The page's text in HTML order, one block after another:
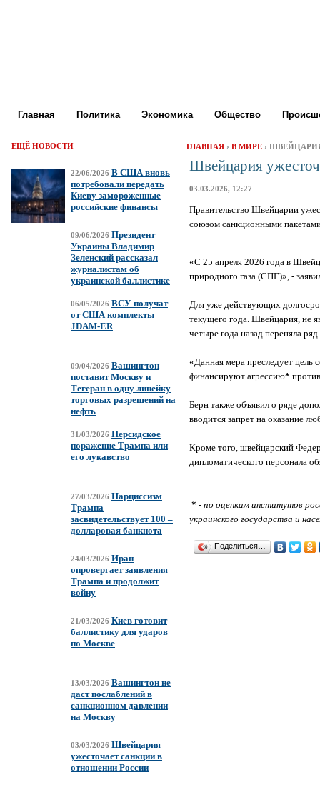
Главная Политика Экономика Общество
ЕЩЁ НОВОСТИ
22/06/2026 В США вновь
потребовали передать
Киеву замороженные
российские финансы
09/06/2026 Президент
Украины Владимир
Зеленский рассказал
журналистам об
украинской баллистике
06/05/2026 ВСУ получат
от США комплекты
JDAM-ER
09/04/2026 Вашингтон
поставит Москву и
Тегеран в одну линейку
торговых разрешений на
нефть
31/03/2026 Персидское
поражение Трампа или
его лукавство
27/03/2026 Нарциссизм
Трампа
засвидетельствует 100 –
долларовая банкнота
24/03/2026 Иран
опровергает заявления
Трампа и продолжит
войну
21/03/2026 Киев готовит
баллистику для ударов
по Москве
13/03/2026 Вашингтон не
даст послаблений в
санкционном давлении
на Москву
03/03/2026 Швейцария
ужесточает санкции в
отношении России
ГЛАВНАЯ › В МИРЕ ›
Швейцария
03.03.2026, 12:27
Правительство Швейцарии
союзом санкционными
«С 25 апреля 2026 года в
природного газа (СПГ)», -
Для уже действующих
текущего года. Швейцария, не
четыре года назад переняла
«Данная мера преследует цель
финансируют агрессию*
Берн также объявил о ряде
вводится запрет на оказание
Кроме того, швейцарский
дипломатического персонала
* - по оценкам институтов
украинского государства и
Поделиться…